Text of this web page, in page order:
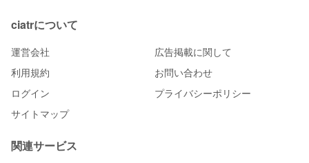
ciatrについて
運営会社
広告掲載に関して
利用規約
お問い合わせ
ログイン
プライバシーポリシー
サイトマップ
関連サービス